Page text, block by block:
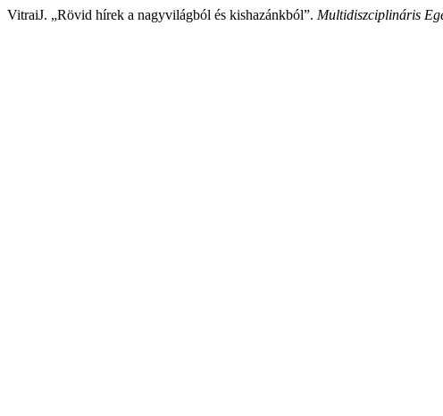
VitraiJ. „Rövid hírek a nagyvilágból és kishazánkból”. Multidiszciplináris